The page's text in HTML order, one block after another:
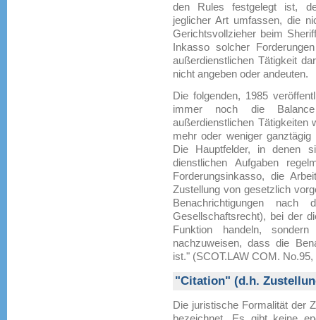
den Rules festgelegt ist,
jeglicher Art umfassen, die
Gerichtsvollzieher beim
Inkasso solcher
außerdienstlichen Tätigkeit
nicht angeben oder andeuten.
Die folgenden, 1985
immer noch die
außerdienstlichen Tätigkeiten
mehr oder weniger
Die Hauptfelder, in denen
dienstlichen Aufgaben
Forderungsinkasso, die
Zustellung von gesetzlich
Benachrichtigungen
Gesellschaftsrecht), bei der
Funktion handeln,
nachzuweisen, dass die
ist." (SCOT.LAW COM. No.95,
"Citation" (d.h.
Die juristische Formalität der